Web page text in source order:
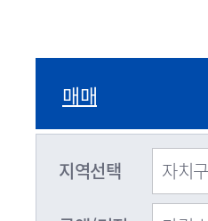
매매
지역선택